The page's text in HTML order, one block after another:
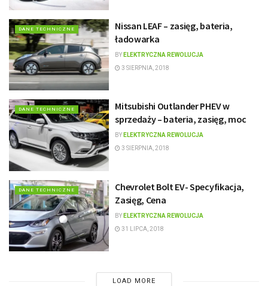
DANE TECHNICZNE
Nissan LEAF – zasięg, bateria,
ładowarka
BY ELEKTRYCZNA REWOLUCJA
3 SIERPNIA, 2018
DANE TECHNICZNE
Mitsubishi Outlander PHEV w
sprzedaży – bateria, zasięg, moc
BY ELEKTRYCZNA REWOLUCJA
3 SIERPNIA, 2018
DANE TECHNICZNE
Chevrolet Bolt EV- Specyfikacja,
Zasięg, Cena
BY ELEKTRYCZNA REWOLUCJA
31 LIPCA, 2018
LOAD MORE